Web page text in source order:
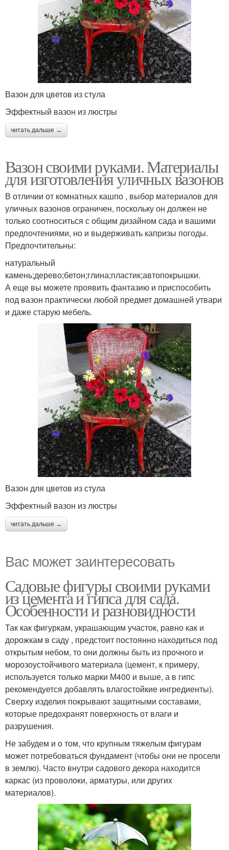
Вазон для цветов из стула
Эффектный вазон из люстры
читать дальше →
Вазон своими руками. Материалы
для изготовления уличных вазонов
В отличии от комнатных кашпо , выбор материалов для
уличных вазонов ограничен, поскольку он должен не
только соотноситься с общим дизайном сада и вашими
предпочтениями, но и выдерживать капризы погоды.
Предпочтительны:
натуральный
камень;дерево;бетон;глина;пластик;автопокрышки.
А еще вы можете проявить фантазию и приспособить
под вазон практически любой предмет домашней утвари
и даже старую мебель.
Вазон для цветов из стула
Эффектный вазон из люстры
читать дальше →
Вас может заинтересовать
Садовые фигуры своими руками
из цемента и гипса для сада.
Особенности и разновидности
Так как фигуркам, украшающим участок, равно как и
дорожкам в саду , предстоит постоянно находиться под
открытым небом, то они должны быть из прочного и
морозоустойчивого материала (цемент, к примеру,
используется только марки М400 и выше, а в гипс
рекомендуется добавлять влагостойкие ингредиенты).
Сверху изделия покрывают защитными составами,
которые предохранят поверхность от влаги и
разрушения.
Не забудем и о том, что крупным тяжелым фигурам
может потребоваться фундамент (чтобы они не просели
в землю). Часто внутри садового декора находится
каркас (из проволоки, арматуры, или других
материалов).